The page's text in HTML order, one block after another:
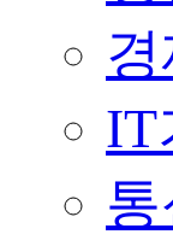
IT